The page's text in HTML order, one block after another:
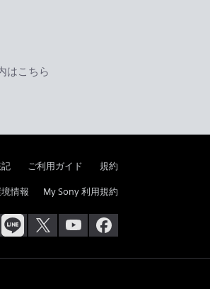
はこちら
ご利用ガイド 規約
情報 My Sony 利用規約